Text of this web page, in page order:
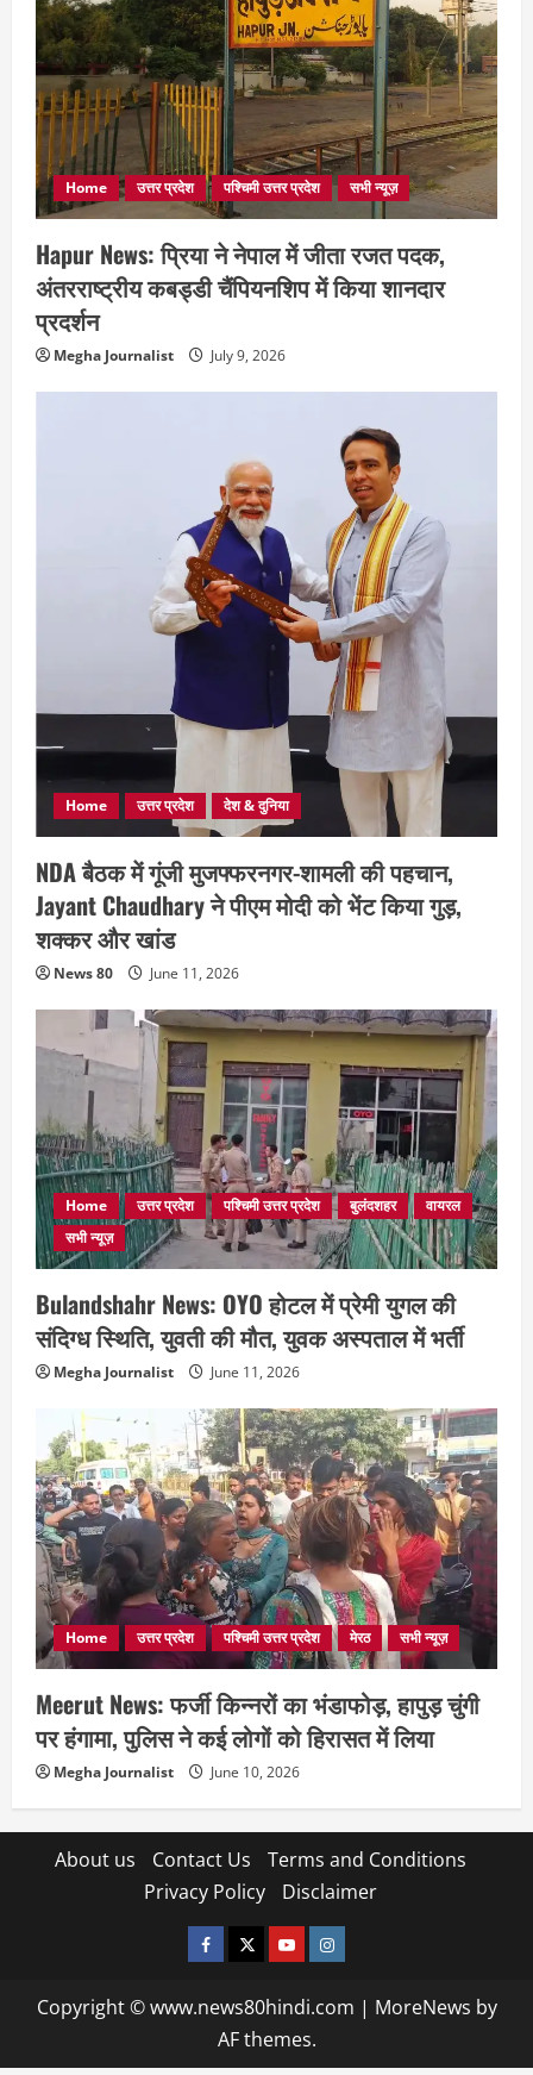
Home उत्तर प्रदेश पश्चिमी उत्तर प्रदेश सभी न्यूज़
Hapur News: प्रिया ने नेपाल में जीता रजत पदक,
अंतरराष्ट्रीय कबड्डी चैंपियनशिप में किया शानदार
प्रदर्शन
Megha Journalist July 9, 2026
Home उत्तर प्रदेश देश & दुनिया
NDA बैठक में गूंजी मुजफ्फरनगर-शामली की पहचान,
Jayant Chaudhary ने पीएम मोदी को भेंट किया गुड़,
शक्कर और खांड
News 80 June 11, 2026
Home उत्तर प्रदेश पश्चिमी उत्तर प्रदेश बुलंदशहर
वायरल
सभी न्यूज़
Bulandshahr News: OYO होटल में प्रेमी युगल की
संदिग्ध स्थिति, युवती की मौत, युवक अस्पताल में भर्ती
Megha Journalist June 11, 2026
Home उत्तर प्रदेश पश्चिमी उत्तर प्रदेश मेरठ सभी न्यूज़
Meerut News: फर्जी किन्नरों का भंडाफोड़, हापुड़ चुंगी
पर हंगामा, पुलिस ने कई लोगों को हिरासत में लिया
Megha Journalist June 10, 2026
About us Contact Us
Terms and Conditions
Privacy Policy
Disclaimer
facebooktwitterYOUTUBE
instagram
Copyright © www.news80hindi.com | MoreNews by
AF themes.